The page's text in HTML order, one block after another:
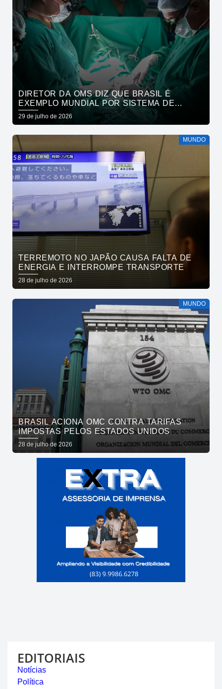
DIRETOR DA OMS DIZ QUE BRASIL É
EXEMPLO MUNDIAL POR SISTEMA DE
SAÚDE
29 de julho de 2026
MUNDO
TERREMOTO NO JAPÃO CAUSA FALTA DE
ENERGIA E INTERROMPE TRANSPORTE
28 de julho de 2026
MUNDO
BRASIL ACIONA OMC CONTRA TARIFAS
IMPOSTAS PELOS ESTADOS UNIDOS
28 de julho de 2026
EDITORIAIS
Notícias
Política